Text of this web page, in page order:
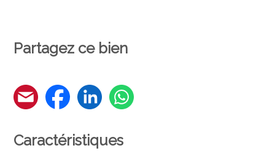
Partagez ce bien
Caractéristiques